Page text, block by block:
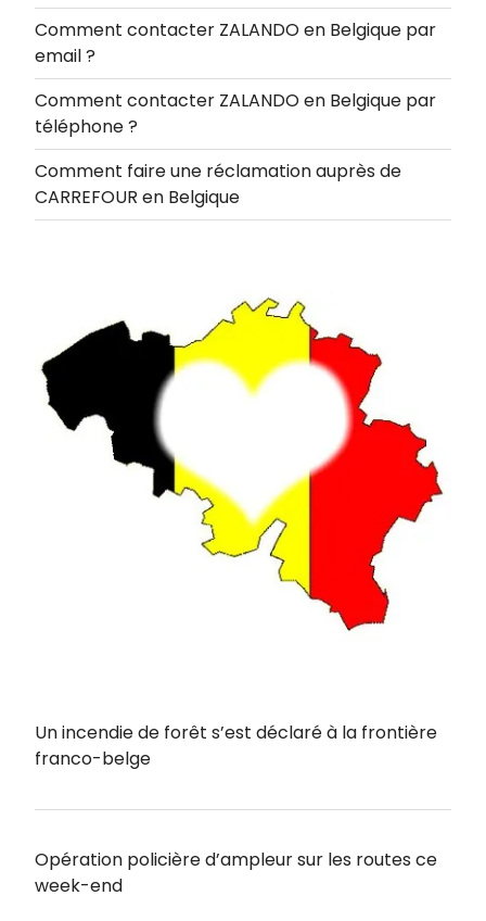
Comment contacter ZALANDO en Belgique par
email ?
Comment contacter ZALANDO en Belgique par
téléphone ?
Comment faire une réclamation auprès de
CARREFOUR en Belgique
Un incendie de forêt s’est déclaré à la frontière
franco-belge
Opération policière d’ampleur sur les routes ce
week-end